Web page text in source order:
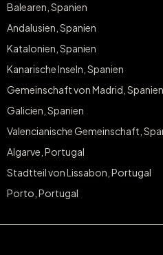
Balearen, Spanien
Andalusien, Spanien
Katalonien, Spanien
Kanarische Inseln, Spanien
Gemeinschaft von Madrid, Spanien
Galicien, Spanien
Valencianische Gemeinschaft,
Algarve, Portugal
Stadtteil von Lissabon, Portugal
Porto, Portugal